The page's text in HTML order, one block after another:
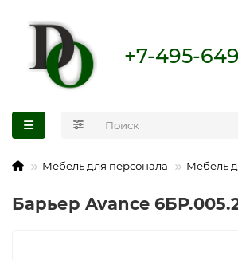
+7-495-
Мебель для персонала Мебель
Барьер Avance